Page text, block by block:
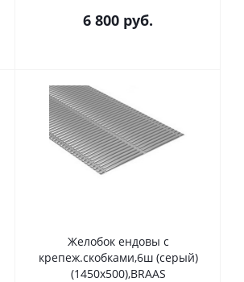
6 800 руб.
Желобок ендовы с
крепеж.скобками,6ш (серый)
(1450х500),BRAAS